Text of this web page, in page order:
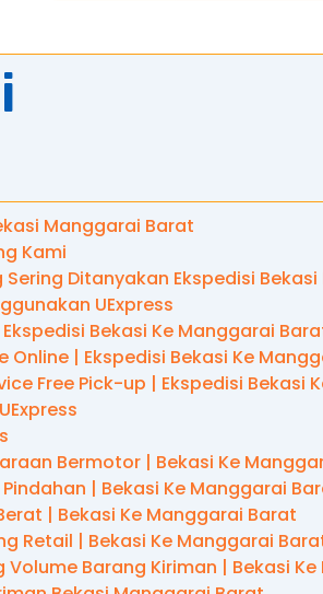
Manggarai Barat
Kami
Sering Ditanyakan Ekspedisi
UExpress
Bekasi Ke Manggarai
Online | Ekspedisi Bekasi Ke
Free Pick-up | Ekspedisi Bekasi
Bermotor | Bekasi Ke
| Bekasi Ke Manggarai
| Bekasi Ke Manggarai Barat
Retail | Bekasi Ke Manggarai
Barang Kiriman | Bekasi